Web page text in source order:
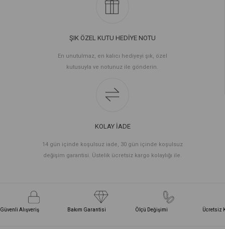
ŞIK ÖZEL KUTU HEDİYE NOTU
En unutulmaz, en kalıcı hediyeyi şık, özel
kutusuyla ve notunuz ile gönderin.
KOLAY İADE
14 gün içinde koşulsuz iade, 30 gün içinde koşulsuz
değişim garantisi. Üstelik ücretsiz kargo kolaylığı ile.
Güvenli Alışveriş Bakım Garantisi Ölçü Değişimi Ücretsiz